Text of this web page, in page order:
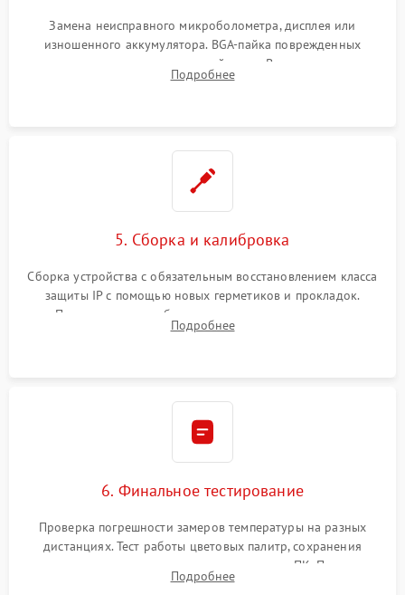
Замена неисправного микроболометра, дисплея или
изношенного аккумулятора. BGA-пайка поврежденных
контроллеров на материнской плате. Восстановление
разъемов и кнопок, замена поврежденных элементов
Подробнее
5. Сборка и калибровка
Сборка устройства с обязательным восстановлением класса
защиты IP с помощью новых герметиков и прокладок.
Программная калибровка матрицы по эталонному
абсолютно черному телу для точного измерения температур.
Подробнее
6. Финальное тестирование
Проверка погрешности замеров температуры на разных
дистанциях. Тест работы цветовых палитр, сохранения
термограмм в память и передачи данных на ПК. Проверка
автономности работы и итоговый контроль качества.
Подробнее